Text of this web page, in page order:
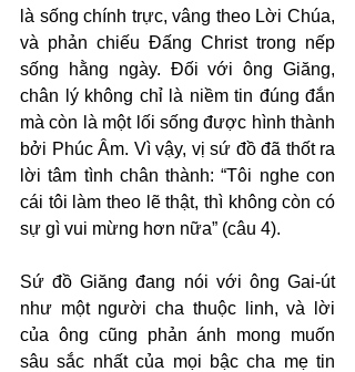
là sống chính trực, vâng theo Lời Chúa,
và phản chiếu Đấng Christ trong nếp
sống hằng ngày. Đối với ông Giăng,
chân lý không chỉ là niềm tin đúng đắn
mà còn là một lối sống được hình thành
bởi Phúc Âm. Vì vậy, vị sứ đồ đã thốt ra
lời tâm tình chân thành: “Tôi nghe con
cái tôi làm theo lẽ thật, thì không còn có
sự gì vui mừng hơn nữa” (câu 4).
Sứ đồ Giăng đang nói với ông Gai-út
như một người cha thuộc linh, và lời
của ông cũng phản ánh mong muốn
sâu sắc nhất của mọi bậc cha mẹ tin